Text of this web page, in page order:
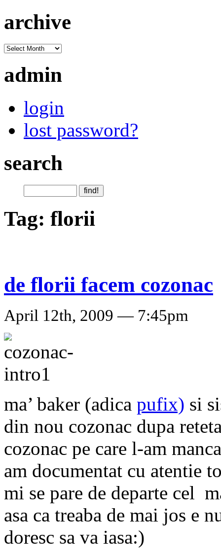
archive
admin
login
lost password?
search
Tag: florii
de florii facem cozonac
April 12th, 2009 — 7:45pm
ma’ baker (adica pufix) si
din nou cozonac dupa
cozonac pe care l-am
am documentat cu atentie
mi se pare de departe cel
asa ca treaba de mai jos e
doresc sa va iasa:)